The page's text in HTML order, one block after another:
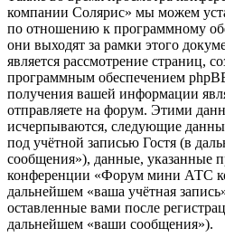
компании Солярис» мы можем
по отношению к программному
они выходят за рамки этого
является рассмотрение страниц,
программным обеспечением
получения вашей информации
отправляете на форум. Этими
исчерпываются, следующие
под учётной записью Гостя (в
сообщения»), данные, указанные
конференции «Форум мини АТС
дальнейшем «ваша учётная
оставленные вами после
дальнейшем «ваши сообщения»).